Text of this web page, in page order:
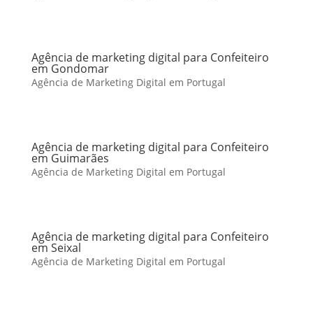
Agência de marketing digital para Confeiteiro
em Gondomar
Agência de Marketing Digital em Portugal
Agência de marketing digital para Confeiteiro
em Guimarães
Agência de Marketing Digital em Portugal
Agência de marketing digital para Confeiteiro
em Seixal
Agência de Marketing Digital em Portugal